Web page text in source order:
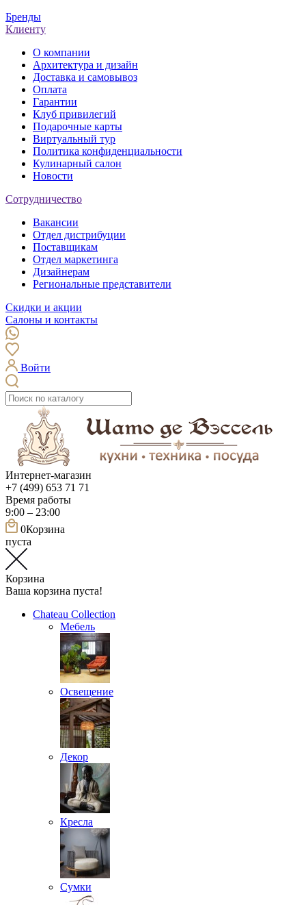
Бренды
Клиенту
О компании
Архитектура и дизайн
Доставка и самовывоз
Оплата
Гарантии
Клуб привилегий
Подарочные карты
Виртуальный тур
Политика конфиденциальности
Кулинарный салон
Новости
Сотрудничество
Вакансии
Отдел дистрибуции
Поставщикам
Отдел маркетинга
Дизайнерам
Региональные представители
Скидки и акции
Салоны и контакты
Войти
Интернет-магазин
+7 (499) 653 71 71
Время работы
9:00 – 23:00
0Корзина
пуста
Корзина
Ваша корзина пуста!
Chateau Collection
Мебель
Освещение
Декор
Кресла
Сумки